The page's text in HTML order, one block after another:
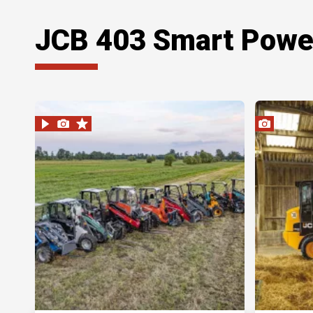
JCB 403 Smart